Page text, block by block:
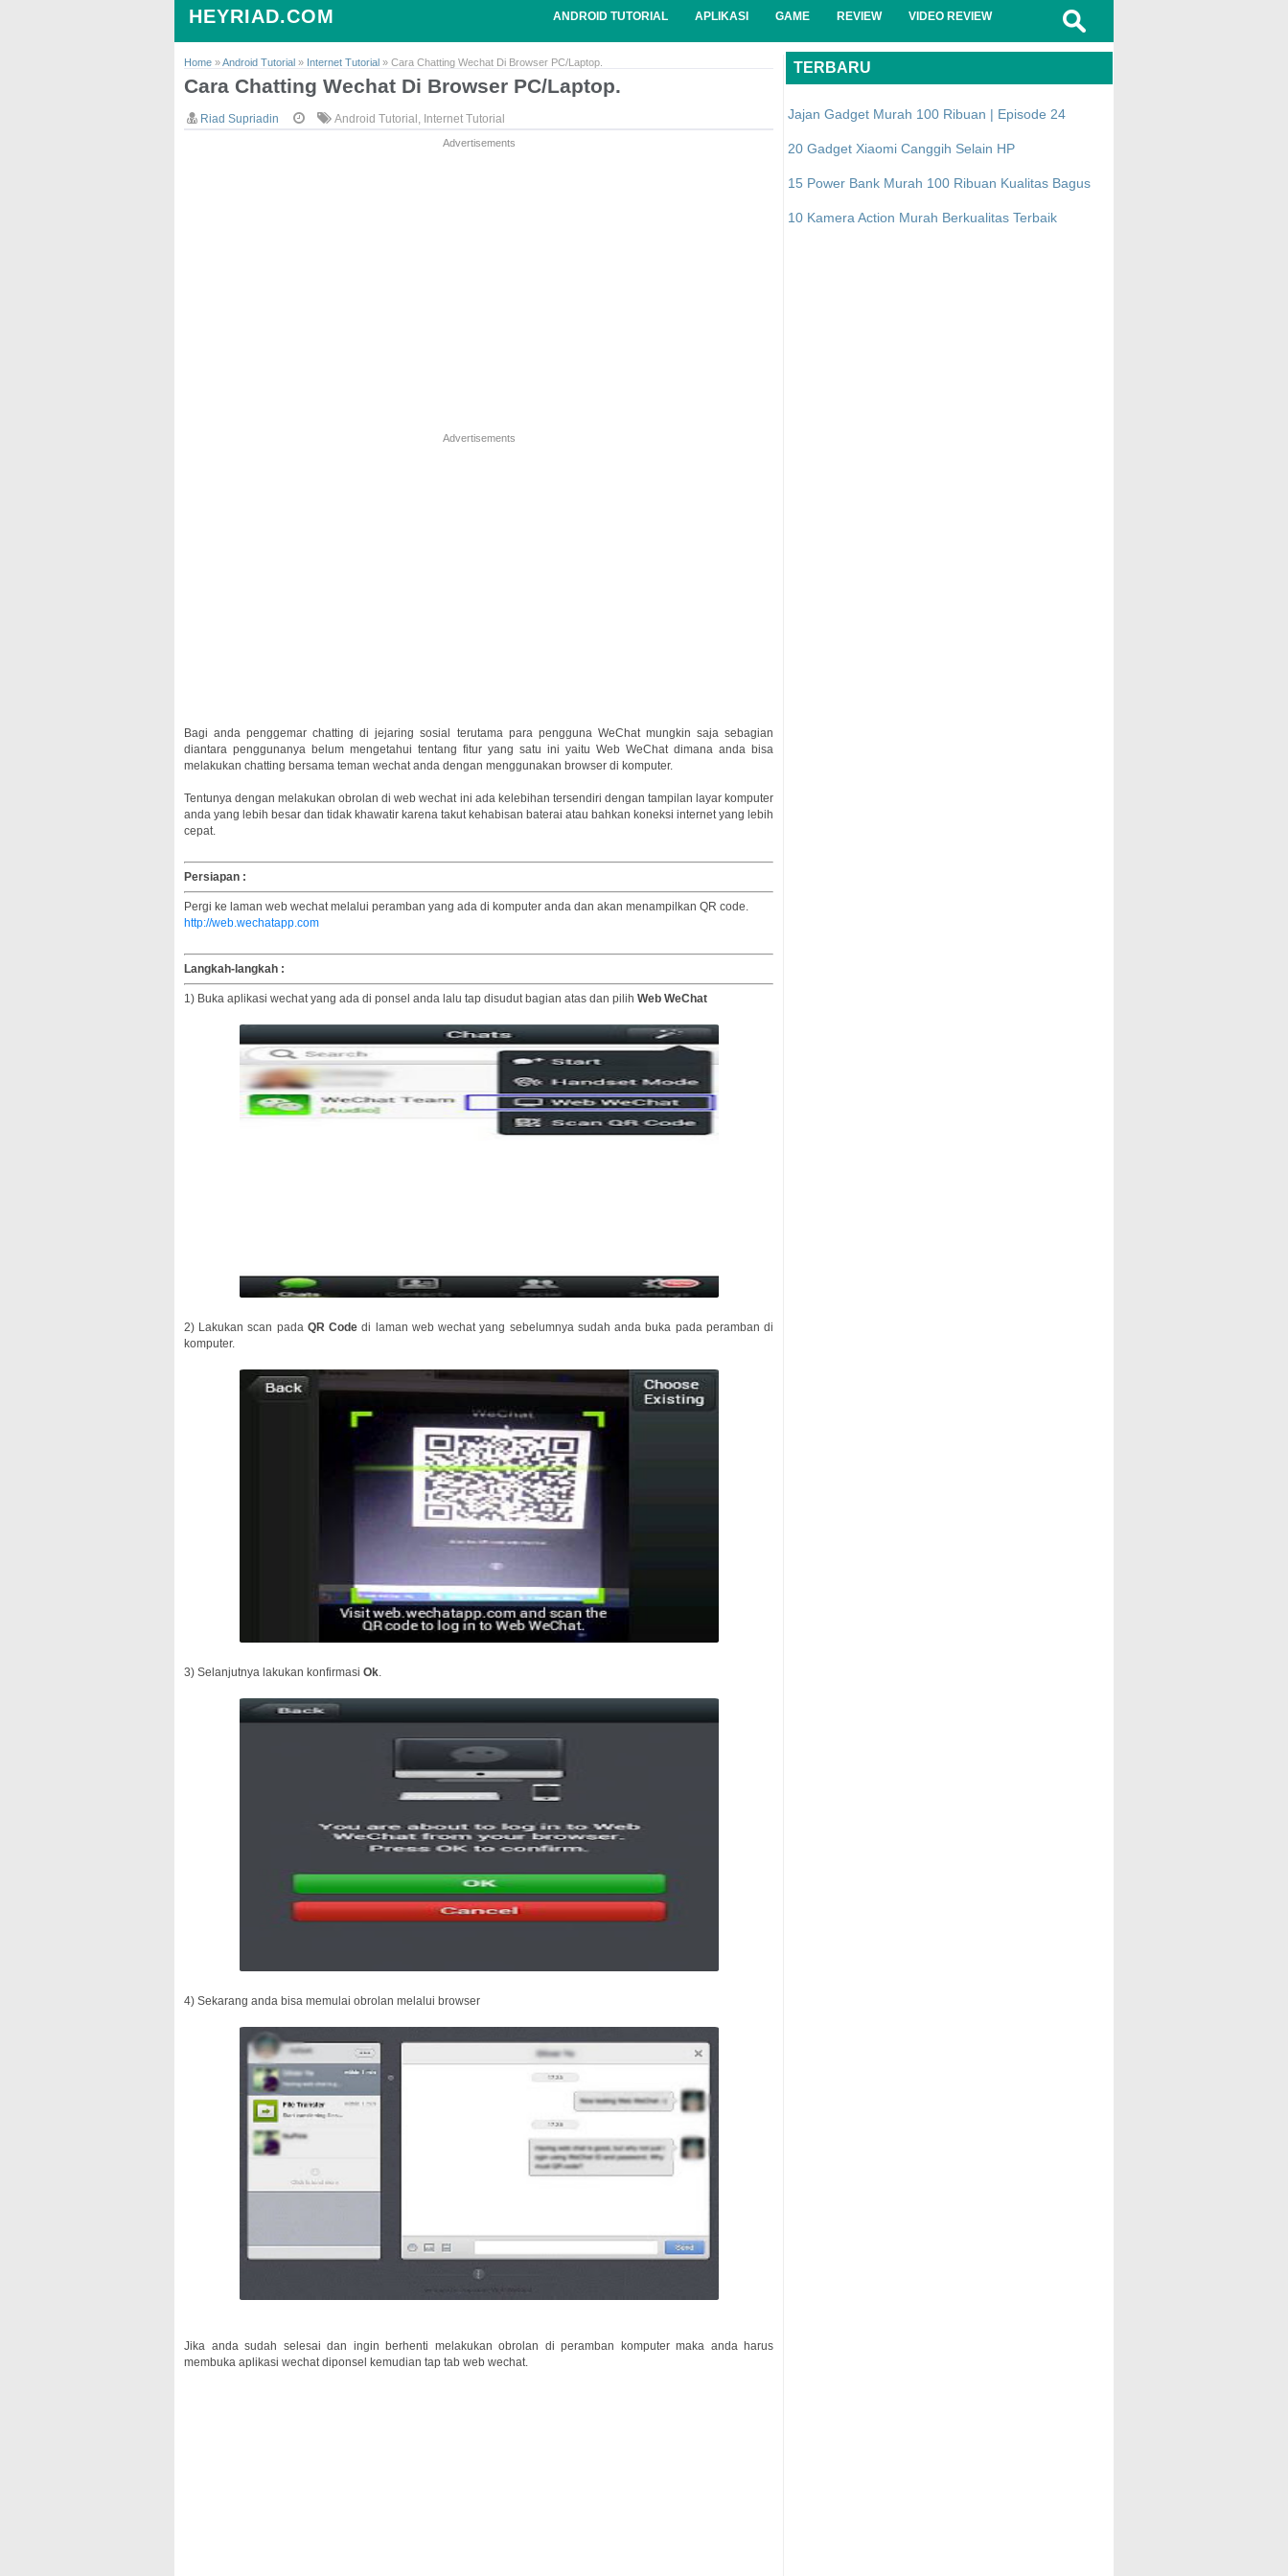
HEYRIAD.COM ANDROID TUTORIAL APLIKASI GAME REVIEW VIDEO REVIEW
Home »Android Tutorial » Internet Tutorial » Cara Chatting Wechat Di Browser PC/Laptop.
Cara Chatting Wechat Di Browser PC/Laptop.
Riad Supriadin Android Tutorial , Internet Tutorial
Advertisements
Advertisements
Bagi anda penggemar chatting di jejaring sosial terutama para pengguna WeChat mungkin saja sebagian
diantara penggunanya belum mengetahui tentang fitur yang satu ini yaitu Web WeChat dimana anda bisa
melakukan chatting bersama teman wechat anda dengan menggunakan browser di komputer.
Tentunya dengan melakukan obrolan di web wechat ini ada kelebihan tersendiri dengan tampilan layar komputer
anda yang lebih besar dan tidak khawatir karena takut kehabisan baterai atau bahkan koneksi internet yang lebih
cepat.
Persiapan :
Pergi ke laman web wechat melalui peramban yang ada di komputer anda dan akan menampilkan QR code.
http://web.wechatapp.com
Langkah-langkah :
1) Buka aplikasi wechat yang ada di ponsel anda lalu tap disudut bagian atas dan pilih Web WeChat
2) Lakukan scan pada QR Code di laman web wechat yang sebelumnya sudah anda buka pada peramban di
komputer.
3) Selanjutnya lakukan konfirmasi Ok.
4) Sekarang anda bisa memulai obrolan melalui browser
Jika anda sudah selesai dan ingin berhenti melakukan obrolan di peramban komputer maka anda harus
membuka aplikasi wechat diponsel kemudian tap tab web wechat.
TERBARU
Jajan Gadget Murah 100 Ribuan | Episode 24
20 Gadget Xiaomi Canggih Selain HP
15 Power Bank Murah 100 Ribuan Kualitas Bagus
10 Kamera Action Murah Berkualitas Terbaik